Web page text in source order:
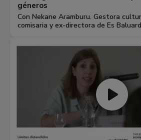
géneros
Con Nekane Aramburu. Gestora
comisaria y ex-directora de Es Baluard